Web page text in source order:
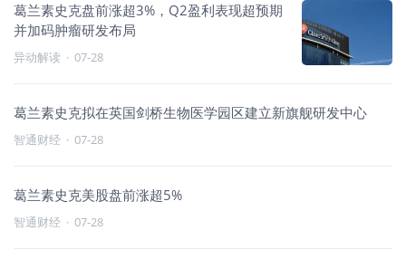
葛兰素史克盘前涨超3%，Q2盈利表现超预期
并加码肿瘤研发布局
异动解读 · 07-28
葛兰素史克拟在英国剑桥生物医学园区建立新旗舰研发中心
智通财经 · 07-28
葛兰素史克美股盘前涨超5%
智通财经 · 07-28